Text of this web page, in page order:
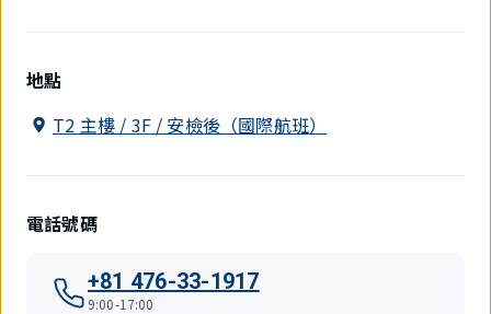
地點
T2 主樓 / 3F / 安檢後（國際航班）
電話號碼
+81 476-33-1917
9:00-17:00